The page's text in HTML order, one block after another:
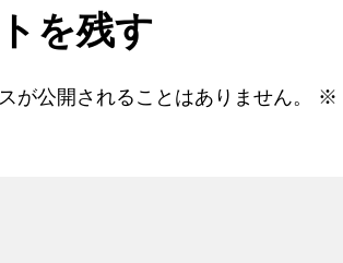
を残す
が公開されることはありません。 ※